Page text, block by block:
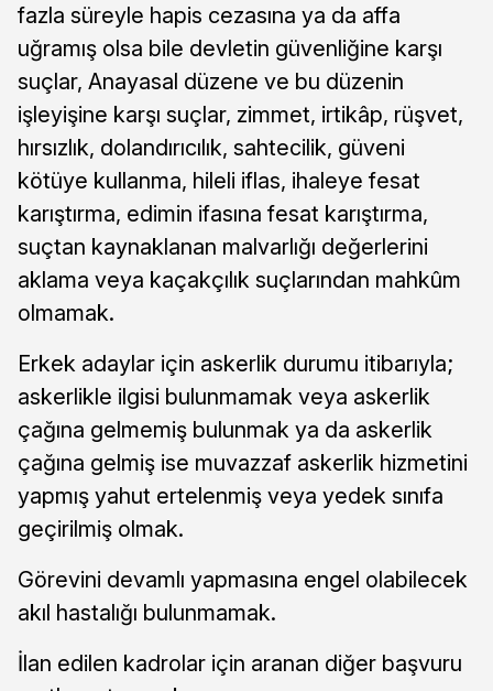
fazla süreyle hapis cezasına ya da affa
uğramış olsa bile devletin güvenliğine karşı
suçlar, Anayasal düzene ve bu düzenin
işleyişine karşı suçlar, zimmet, irtikâp, rüşvet,
hırsızlık, dolandırıcılık, sahtecilik, güveni
kötüye kullanma, hileli iflas, ihaleye fesat
karıştırma, edimin ifasına fesat karıştırma,
suçtan kaynaklanan malvarlığı değerlerini
aklama veya kaçakçılık suçlarından mahkûm
olmamak.
Erkek adaylar için askerlik durumu itibarıyla;
askerlikle ilgisi bulunmamak veya askerlik
çağına gelmemiş bulunmak ya da askerlik
çağına gelmiş ise muvazzaf askerlik hizmetini
yapmış yahut ertelenmiş veya yedek sınıfa
geçirilmiş olmak.
Görevini devamlı yapmasına engel olabilecek
akıl hastalığı bulunmamak.
İlan edilen kadrolar için aranan diğer başvuru